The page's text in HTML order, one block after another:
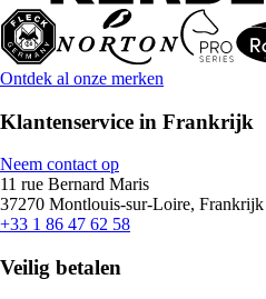
Ontdek al onze merken
Klantenservice in Frankrijk
Neem contact op
11 rue Bernard Maris
37270 Montlouis-sur-Loire, Frankrijk
+33 1 86 47 62 58
Veilig betalen